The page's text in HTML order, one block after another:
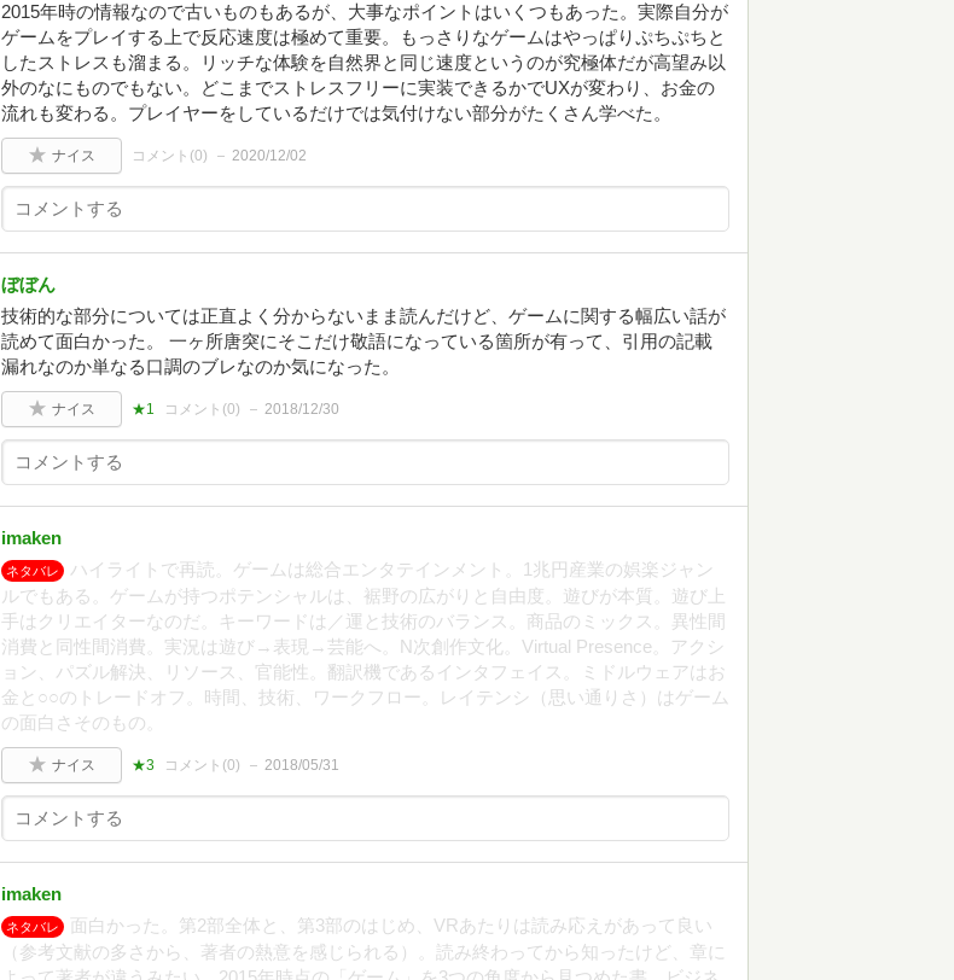
2015年時の情報なので古いものもあるが、大事なポイントはいくつもあった。実際自分が
ゲームをプレイする上で反応速度は極めて重要。もっさりなゲームはやっぱりぷちぷちと
したストレスも溜まる。リッチな体験を自然界と同じ速度というのが究極体だが高望み以
外のなにものでもない。どこまでストレスフリーに実装できるかでUXが変わり、お金の
流れも変わる。プレイヤーをしているだけでは気付けない部分がたくさん学べた。
ナイス コメント(0) 2020/12/02
ぼぼん
技術的な部分については正直よく分からないまま読んだけど、ゲームに関する幅広い話が
読めて面白かった。 一ヶ所唐突にそこだけ敬語になっている箇所が有って、引用の記載
漏れなのか単なる口調のブレなのか気になった。
ナイス ★1 コメント(0) 2018/12/30
imaken
ネタバレ
ハイライトで再読。ゲームは総合エンタテインメント。1兆円産業の娯楽ジャン
ルでもある。ゲームが持つポテンシャルは、裾野の広がりと自由度。遊びが本質。遊び上
手はクリエイターなのだ。キーワードは／運と技術のバランス。商品のミックス。異性間
消費と同性間消費。実況は遊び→表現→芸能へ。N次創作文化。Virtual Presence。アクシ
ョン、パズル解決、リソース、官能性。翻訳機であるインタフェイス。ミドルウェアはお
金と○○のトレードオフ。時間、技術、ワークフロー。レイテンシ（思い通りさ）はゲーム
の面白さそのもの。
ナイス ★3 コメント(0) 2018/05/31
imaken
ネタバレ
面白かった。第2部全体と、第3部のはじめ、VRあたりは読み応えがあって良い
（参考文献の多さから、著者の熱意を感じられる）。読み終わってから知ったけど、章に